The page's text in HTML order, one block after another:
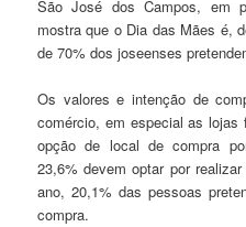
São José dos Campos, em
mostra que o Dia das Mães é,
de 70% dos joseenses
Os valores e intenção de
comércio, em especial as
opção de local de compra
23,6% devem optar por
ano, 20,1% das pessoas
compra.